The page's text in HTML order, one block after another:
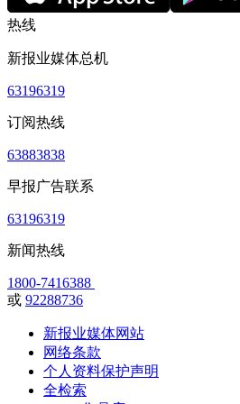
热线
新报业媒体总机
63196319
订阅热线
63883838
早报广告联系
63196319
新闻热线
1800-7416388
或 92288736
新报业媒体网站
网络条款
个人资料保护声明
全检索